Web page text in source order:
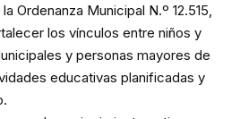
Ordenanza Municipal N.º 12.515,
los vínculos entre niños y
y personas mayores de
educativas planificadas y